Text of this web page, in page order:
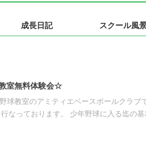
成長日記 スクール風
室無料体験会☆
球教室のアミティエベースボールクラブ
なっております。 少年野球に入る迄の